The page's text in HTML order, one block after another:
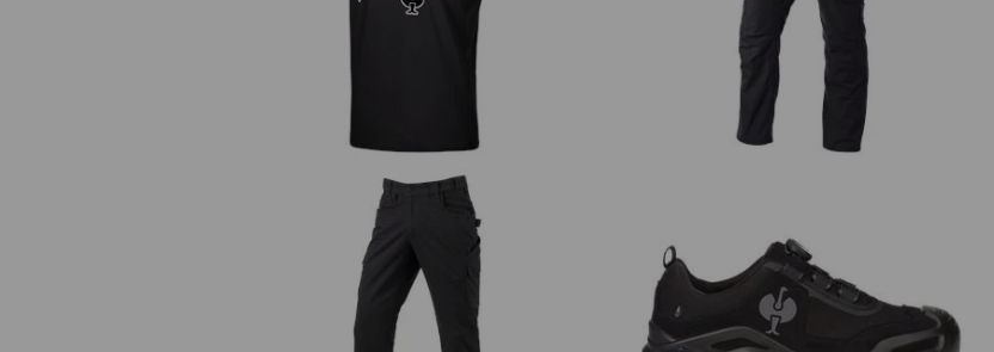
T-Shirt e.s.e:pic Bundhose e.s.e:pic ripstop
Bundhose e.s.e:pic twill
S3 Sicherheitshalbschuhe e.s. Kastra
II low